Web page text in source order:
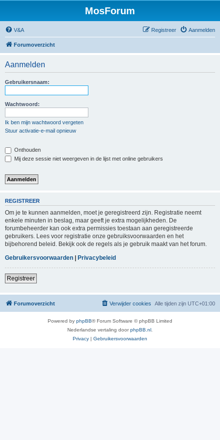
MosForum
V&A Aanmelden
Registreer
Forumoverzicht
Aanmelden
Gebruikersnaam:
Wachtwoord:
Ik ben mijn wachtwoord vergeten
Stuur activatie-e-mail opnieuw
Onthouden
Mij deze sessie niet weergeven in de lijst met online gebruikers
REGISTREER
Om je te kunnen aanmelden, moet je geregistreerd zijn. Registratie neemt
enkele minuten in beslag, maar geeft je extra mogelijkheden. De
forumbeheerder kan ook extra permissies toestaan aan geregistreerde
gebruikers. Lees voor registratie onze gebruiksvoorwaarden en het
bijbehorend beleid. Bekijk ook de regels als je gebruik maakt van het forum.
Gebruikersvoorwaarden | Privacybeleid
Registreer
Forumoverzicht Alle tijden zijn UTC+01:00
Verwijder cookies
Powered by phpBB® Forum Software © phpBB Limited
Nederlandse vertaling doorphpBB.nl
Privacy | Gebruikersvoorwaarden